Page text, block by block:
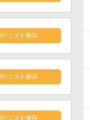
MYリスト保存
MYリスト保存
MYリスト保存